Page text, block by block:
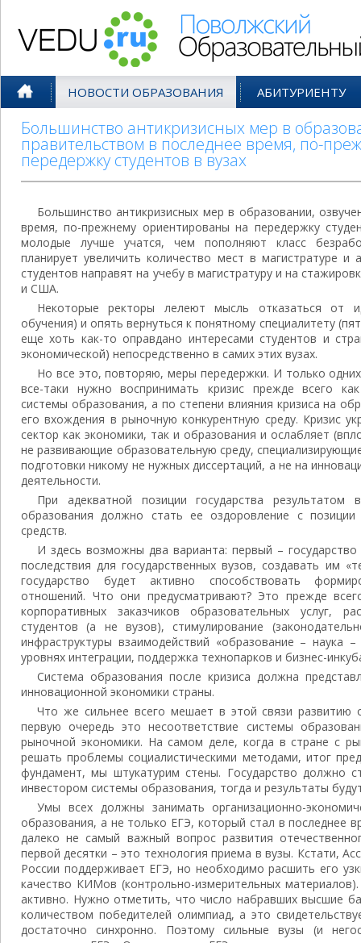
НОВОСТИ ОБРАЗОВАНИЯ АБИТУРИЕНТУ
Большинство антикризисных мер в
правительством в последнее время, по-
передержку студентов в вузах
Большинство антикризисных мер в образовании,
время, по-прежнему ориентированы на передержку
молодые лучше учатся, чем пополняют класс
планирует увеличить количество мест в магистратуре и
студентов направят на учебу в магистратуру и на
и США.
Некоторые ректоры лелеют мысль отказаться от
обучения) и опять вернуться к понятному специалитету
еще хоть как-то оправдано интересами студентов и
экономической) непосредственно в самих этих вузах.
Но все это, повторяю, меры передержки. И только
все-таки нужно воспринимать кризис прежде всего
системы образования, а по степени влияния кризиса на
его вхождения в рыночную конкурентную среду. Кризис
сектор как экономики, так и образования и ослабляет
не развивающие образовательную среду,
подготовки никому не нужных диссертаций, а не на
деятельности.
При адекватной позиции государства результатом
образования должно стать ее оздоровление с
средств.
И здесь возможны два варианта: первый –
последствия для государственных вузов, создавать им
государство будет активно способствовать
отношений. Что они предусматривают? Это прежде
корпоративных заказчиков образовательных услуг,
студентов (а не вузов), стимулирование
инфраструктуры взаимодействий «образование – наука
уровнях интеграции, поддержка технопарков и бизнес-
Система образования после кризиса должна
инновационной экономики страны.
Что же сильнее всего мешает в этой связи развитию
первую очередь это несоответствие системы
рыночной экономики. На самом деле, когда в стране с
решать проблемы социалистическими методами, итог
фундамент, мы штукатурим стены. Государство должно
инвестором системы образования, тогда и результаты
Умы всех должны занимать организационно-
образования, а не только ЕГЭ, который стал в последнее
далеко не самый важный вопрос развития
первой десятки – это технология приема в вузы. Кстати,
России поддерживает ЕГЭ, но необходимо расшить его
качество КИМов (контрольно-измерительных
активно. Нужно отметить, что число набравших высшие
количеством победителей олимпиад, а это
достаточно синхронно. Поэтому сильные вузы (и